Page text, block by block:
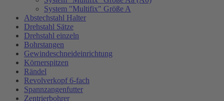
System "Multifix" Größe A
Abstechstahl Halter
Drehstahl Sätze
Drehstahl einzeln
Bohrstangen
Gewindeschneideinrichtung
Körnerspitzen
Rändel
Revolverkopf 6-fach
Spannzangenfutter
Zentrierbohrer